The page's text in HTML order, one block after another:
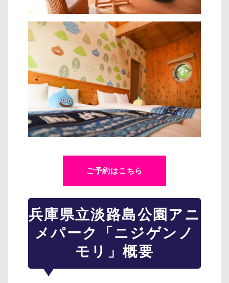
ご予約はこちら
兵庫県立淡路島公園アニ
メパーク「ニジゲンノ
モリ」概要